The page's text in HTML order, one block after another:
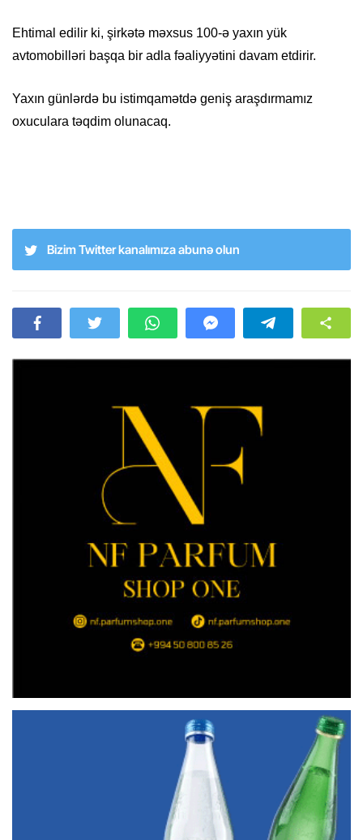
Ehtimal edilir ki, şirkətə məxsus 100-ə yaxın yük
avtomobilləri başqa bir adla fəaliyyətini davam etdirir.
Yaxın günlərdə bu istimqamətdə geniş araşdırmamız
oxuculara təqdim olunacaq.
Bizim Twitter kanalımıza abunə olun